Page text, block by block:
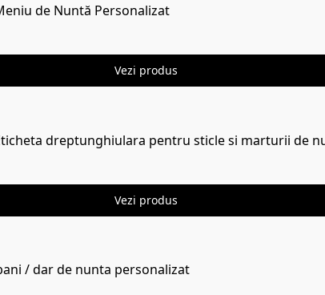
de Nuntă Personalizat
Vezi produs
dreptunghiulara pentru sticle si marturii de
Vezi produs
/ dar de nunta personalizat